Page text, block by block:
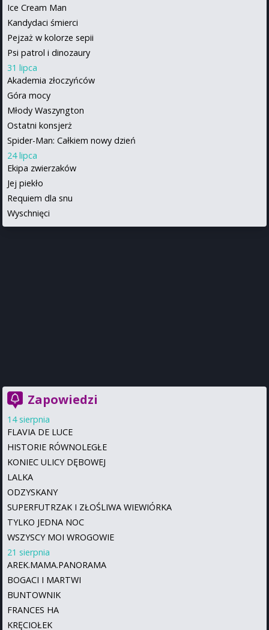
Ice Cream Man
Kandydaci śmierci
Pejzaż w kolorze sepii
Psi patrol i dinozaury
31 lipca
Akademia złoczyńców
Góra mocy
Młody Waszyngton
Ostatni konsjerż
Spider-Man: Całkiem nowy dzień
24 lipca
Ekipa zwierzaków
Jej piekło
Requiem dla snu
Wyschnięci
Zapowiedzi
14 sierpnia
FLAVIA DE LUCE
HISTORIE RÓWNOLEGŁE
KONIEC ULICY DĘBOWEJ
LALKA
ODZYSKANY
SUPERFUTRZAK I ZŁOŚLIWA WIEWIÓRKA
TYLKO JEDNA NOC
WSZYSCY MOI WROGOWIE
21 sierpnia
AREK.MAMA.PANORAMA
BOGACI I MARTWI
BUNTOWNIK
FRANCES HA
KRĘCIOŁEK